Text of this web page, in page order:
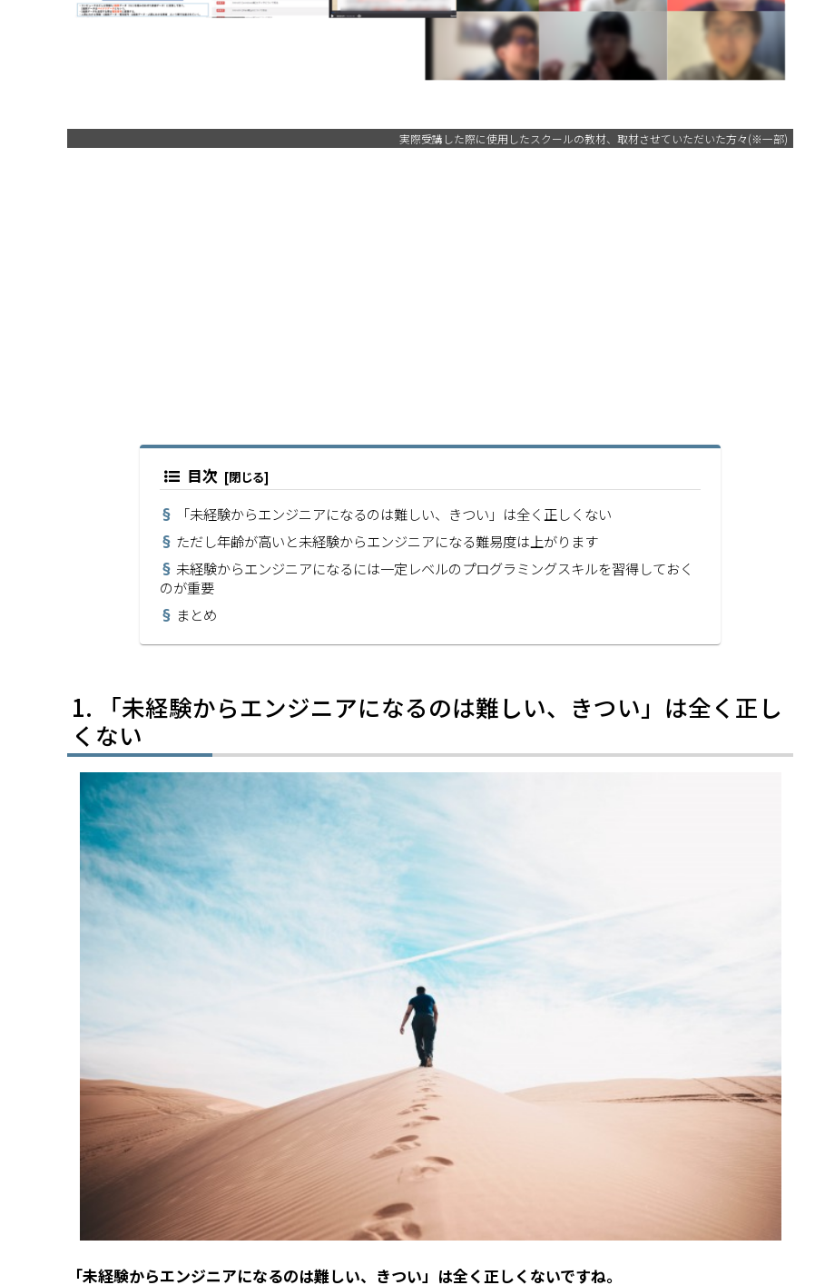
実際受講した際に使用したスクールの教材、取材させていただいた方々(※一部)
目次
「未経験からエンジニアになるのは難しい、きつい」は全く正しくない
ただし年齢が高いと未経験からエンジニアになる難易度は上がります
未経験からエンジニアになるには一定レベルのプログラミングスキルを習得しておく
のが重要
まとめ
「未経験からエンジニアになるのは難しい、きつい」は全く正し
くない
「未経験からエンジニアになるのは難しい、きつい」は全く正しくないですね。